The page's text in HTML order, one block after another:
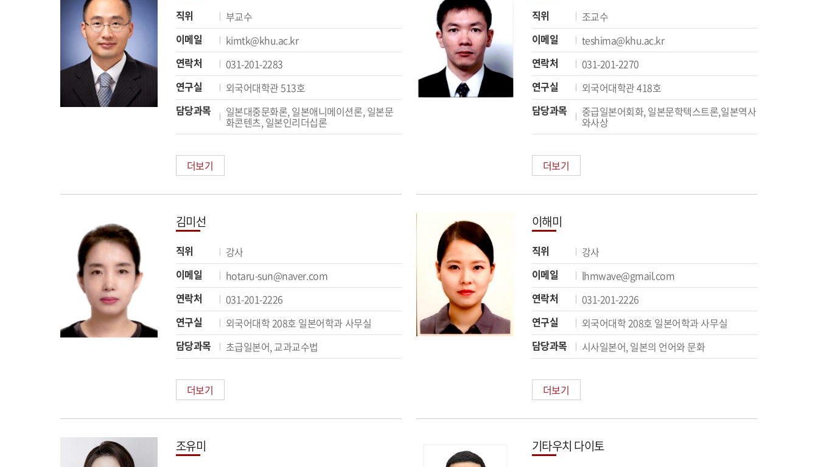
직위
부교수
이메일
kimtk@khu.ac.kr
연락처
031-201-2283
연구실
외국어대학관 513호
담당과목
일본대중문화론, 일본애니메이션론, 일본문
화콘텐츠, 일본인리더십론
더보기
직위
조교수
이메일
teshima@khu.ac.kr
연락처
031-201-2270
연구실
외국어대학관 418호
담당과목
중급일본어회화, 일본문학텍스트론,일본역사
와사상
더보기
김미선
직위
강사
이메일
hotaru-sun@naver.com
연락처
031-201-2226
연구실
외국어대학 208호 일본어학과 사무실
담당과목
초급일본어, 교과교수법
더보기
이해미
직위
강사
이메일
lhmwave@gmail.com
연락처
031-201-2226
연구실
외국어대학 208호 일본어학과 사무실
담당과목
시사일본어, 일본의 언어와 문화
더보기
조유미 기타우치 다이토